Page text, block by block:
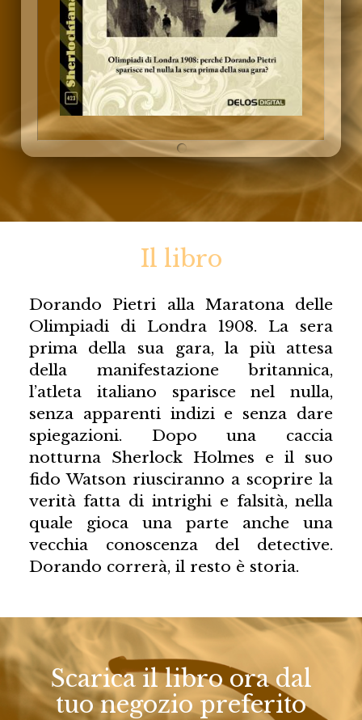
Il libro
Dorando Pietri alla Maratona delle
Olimpiadi di Londra 1908. La sera
prima della sua gara, la più attesa
della manifestazione britannica,
l’atleta italiano sparisce nel nulla,
senza apparenti indizi e senza dare
spiegazioni. Dopo una caccia
notturna Sherlock Holmes e il suo
fido Watson riusciranno a scoprire la
verità fatta di intrighi e falsità, nella
quale gioca una parte anche una
vecchia conoscenza del detective.
Dorando correrà, il resto è storia.
Scarica il libro ora dal
tuo negozio preferito